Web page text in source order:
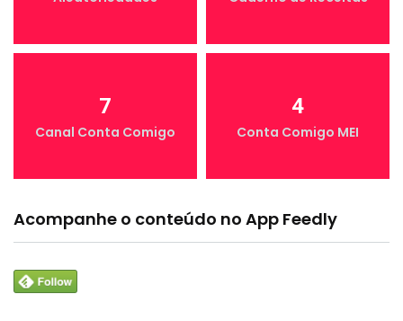
7
Canal Conta Comigo
4
Conta Comigo MEI
Acompanhe o conteúdo no App Feedly